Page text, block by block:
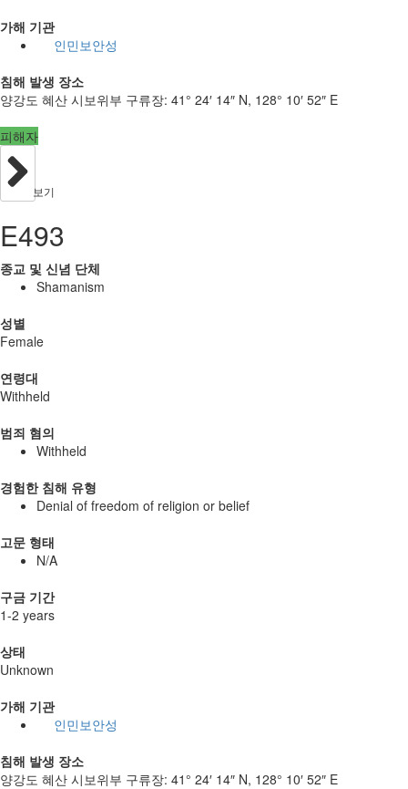
가해 기관
인민보안성
침해 발생 장소
양강도 혜산 시보위부 구류장: 41° 24′ 14″ N, 128° 10′ 52″ E
피해자
보기
E493
종교 및 신념 단체
Shamanism
성별
Female
연령대
Withheld
범죄 혐의
Withheld
경험한 침해 유형
Denial of freedom of religion or belief
고문 형태
N/A
구금 기간
1-2 years
상태
Unknown
가해 기관
인민보안성
침해 발생 장소
양강도 혜산 시보위부 구류장: 41° 24′ 14″ N, 128° 10′ 52″ E